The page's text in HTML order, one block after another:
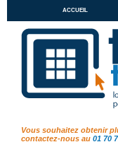
accueil
Vous souhaitez obtenir
contactez-nous au 01 70